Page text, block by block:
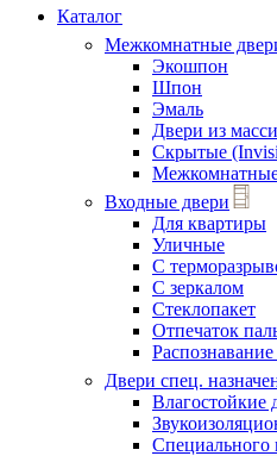
Каталог
Межкомнатные
Экошпон
Шпон
Эмаль
Двери из
Скрытые
Входные двери
Для квартиры
Уличные
С
С зеркалом
Стеклопакет
Отпечаток
Двери спец.
Влагостойкие
Специального